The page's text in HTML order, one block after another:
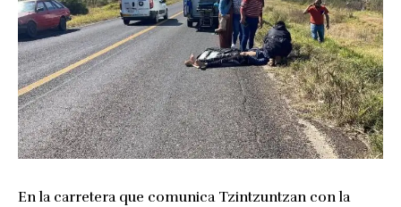
En la carretera que comunica Tzintzuntzan con la